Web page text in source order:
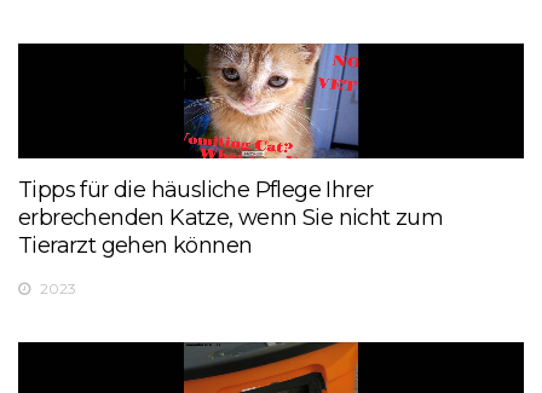
Tipps für die häusliche Pflege Ihrer
erbrechenden Katze, wenn Sie nicht zum
Tierarzt gehen können
2023